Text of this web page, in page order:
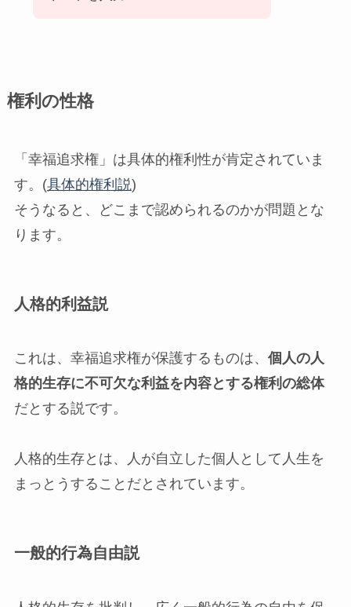
権利の性格
「幸福追求権」は具体的権利性が肯定されていま
す。(具体的権利説)
そうなると、どこまで認められるのかが問題とな
ります。
人格的利益説
これは、幸福追求権が保護するものは、 個人の人
格的生存に不可欠な利益を内容とする権利の総体
だとする説です。
人格的生存とは、人が自立した個人として人生を
まっとうすることだとされています。
一般的行為自由説